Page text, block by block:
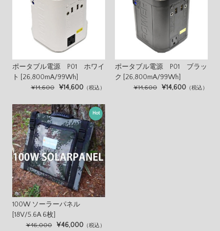
ポータブル電源 P01 ホワイ
ト [26,800mA/99Wh]
¥14,600 ¥14,600 （税込）
ポータブル電源 P01 ブラッ
ク [26,800mA/99Wh]
¥14,600 ¥14,600 （税込）
Hot
100W ソーラーパネル
[18V/5.6A 6枚]
¥46,000 ¥46,000 （税込）